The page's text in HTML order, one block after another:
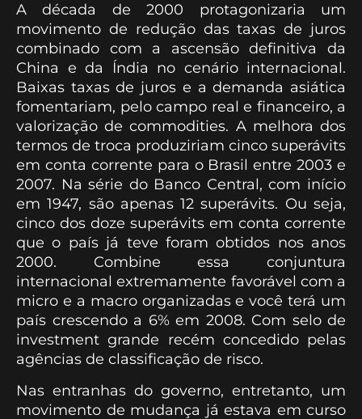
A década de 2000 protagonizaria um
movimento de redução das taxas de juros
combinado com a ascensão definitiva da
China e da Índia no cenário internacional.
Baixas taxas de juros e a demanda asiática
fomentariam, pelo campo real e financeiro, a
valorização de commodities. A melhora dos
termos de troca produziriam cinco superávits
em conta corrente para o Brasil entre 2003 e
2007. Na série do Banco Central, com início
em 1947, são apenas 12 superávits. Ou seja,
cinco dos doze superávits em conta corrente
que o país já teve foram obtidos nos anos
2000. Combine essa conjuntura
internacional extremamente favorável com a
micro e a macro organizadas e você terá um
país crescendo a 6% em 2008. Com selo de
investment grande recém concedido pelas
agências de classificação de risco.
Nas entranhas do governo, entretanto, um
movimento de mudança já estava em curso